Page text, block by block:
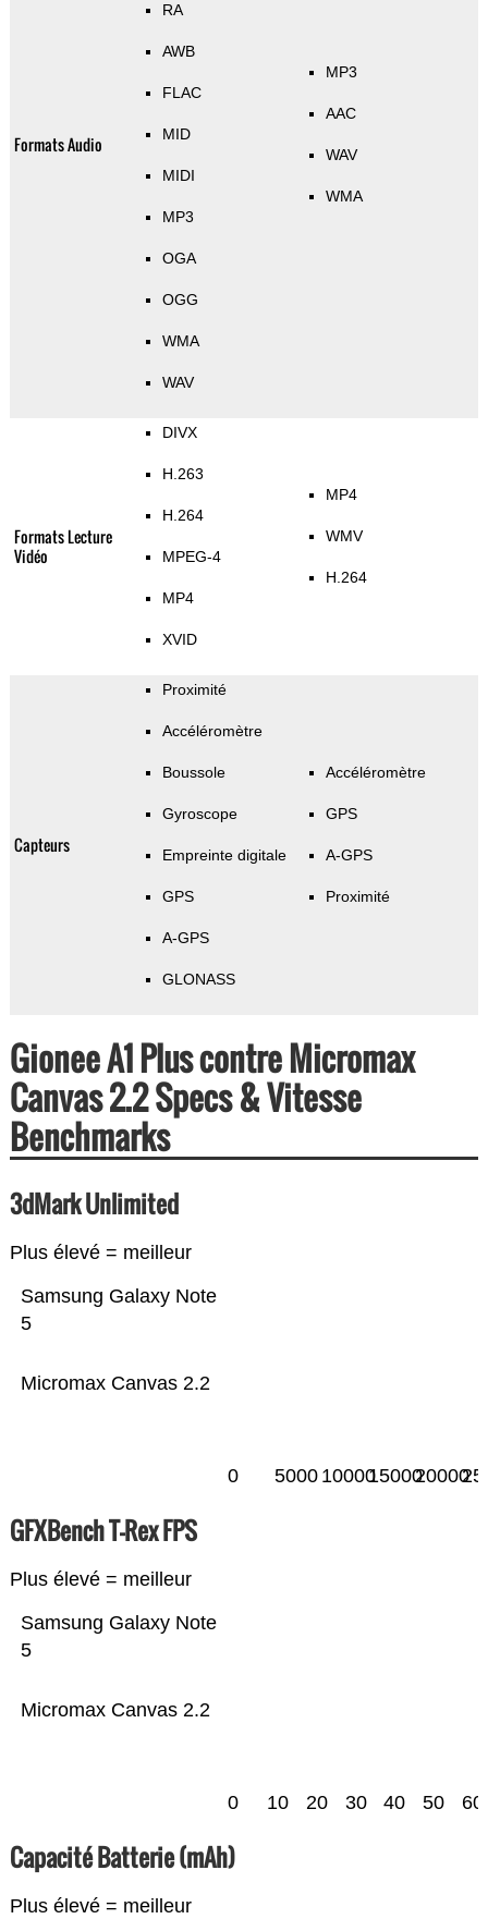
Formats Audio
RA
AWB
FLAC
MID
MIDI
MP3
OGA
OGG
WMA
WAV
MP3
AAC
WAV
WMA
Formats Lecture
Vidéo
DIVX
H.263
H.264
MPEG-4
MP4
XVID
MP4
WMV
H.264
Capteurs
Proximité
Accéléromètre
Boussole
Gyroscope
Empreinte digitale
GPS
A-GPS
GLONASS
Accéléromètre
GPS
A-GPS
Proximité
Gionee A1 Plus contre Micromax
Canvas 2.2 Specs & Vitesse
Benchmarks
3dMark Unlimited
Plus élevé = meilleur
Micromax Canvas 2.2
Samsung Galaxy Note
5
0 5000 100001500020000
GFXBench T-Rex FPS
Plus élevé = meilleur
Micromax Canvas 2.2
Samsung Galaxy Note
5
0 10 20 30 40 50 60
Capacité Batterie (mAh)
Plus élevé = meilleur